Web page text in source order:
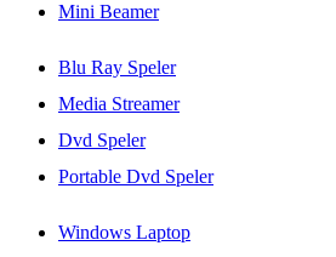
Mini Beamer
Blu Ray Speler
Media Streamer
Dvd Speler
Portable Dvd Speler
Windows Laptop